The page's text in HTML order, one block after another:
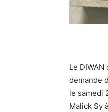
Le
demande
le samedi
Malick Sy